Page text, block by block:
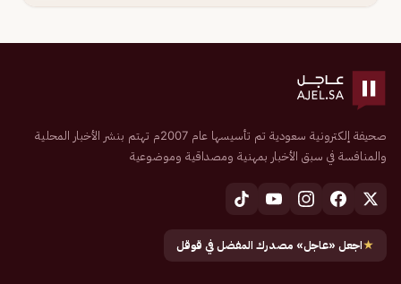
صحيفة إلكترونية سعودية تم تأسيسها عام 2007م تهتم بنشر الأخبار المحلية
والمنافسة في سبق الأخبار بمهنية ومصداقية وموضوعية
★اجعل «عاجل» مصدرك المفضل في قوقل